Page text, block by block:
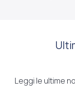
Leggi le ultime